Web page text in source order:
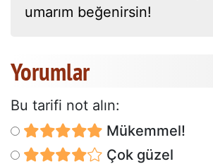
umarım beğenirsin!
Yorumlar
Bu tarifi not alın:
Mükemmel!
Çok güzel